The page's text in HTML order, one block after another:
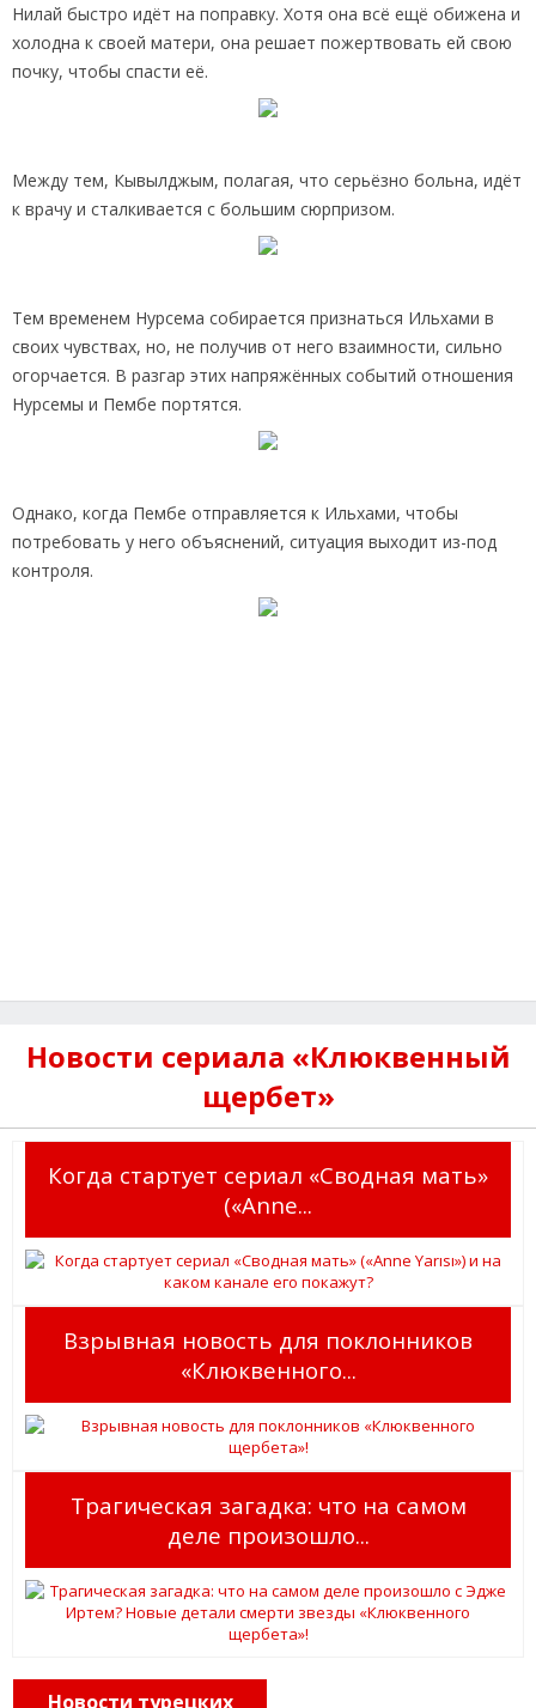
Нилай быстро идёт на поправку. Хотя она всё ещё обижена и
холодна к своей матери, она решает пожертвовать ей свою
почку, чтобы спасти её.
Между тем, Кывылджым, полагая, что серьёзно больна, идёт
к врачу и сталкивается с большим сюрпризом.
Тем временем Нурсема собирается признаться Ильхами в
своих чувствах, но, не получив от него взаимности, сильно
огорчается. В разгар этих напряжённых событий отношения
Нурсемы и Пембе портятся.
Однако, когда Пембе отправляется к Ильхами, чтобы
потребовать у него объяснений, ситуация выходит из-под
контроля.
Новости сериала «Клюквенный
щербет»
Когда стартует сериал «Сводная мать»
(«Anne...
Взрывная новость для поклонников
«Клюквенного...
Трагическая загадка: что на самом
деле произошло...
Новости турецких